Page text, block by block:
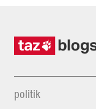
politik